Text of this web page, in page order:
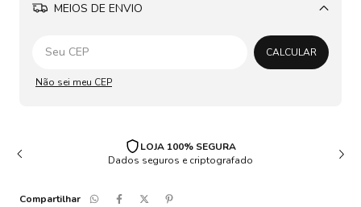
MEIOS DE ENVIO
Alterar CEP
CALCULAR
Não sei meu CEP
LOJA 100% SEGURA
Dados seguros e criptografado
Compartilhar